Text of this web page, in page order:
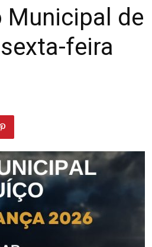
Municipal de
feira